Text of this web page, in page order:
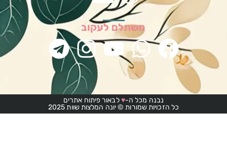
משתלם לעקוב
נבנה מכל ה-♥לבאור פיתוח אתרים
כל הזכויות שמורות © יונה המלצות שוות 2025